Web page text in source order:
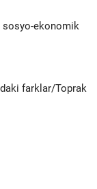
sosyo-ekonomik
farklar/Toprak